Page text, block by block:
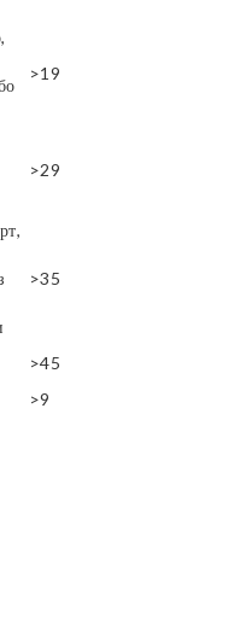
>19
>29
>35
>45
>9